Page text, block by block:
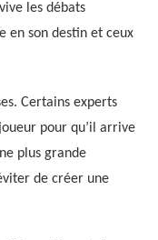
les débats
en son destin et ceux
Certains experts
pour qu’il arrive
plus grande
de créer une